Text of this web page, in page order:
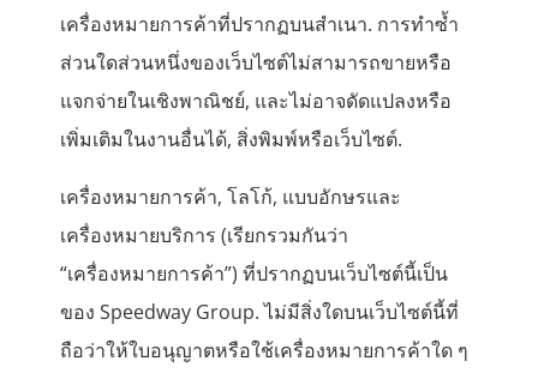
เครื่องหมายการค้าที่ปรากฏบนสำเนา. การทำซ้ำ
ส่วนใดส่วนหนึ่งของเว็บไซต์ไม่สามารถขายหรือ
แจกจ่ายในเชิงพาณิชย์, และไม่อาจดัดแปลงหรือ
เพิ่มเติมในงานอื่นได้, สิ่งพิมพ์หรือเว็บไซต์.
เครื่องหมายการค้า, โลโก้, แบบอักษรและ
เครื่องหมายบริการ (เรียกรวมกันว่า
“เครื่องหมายการค้า”) ที่ปรากฏบนเว็บไซต์นี้เป็น
ของ Speedway Group. ไม่มีสิ่งใดบนเว็บไซต์นี้ที่
ถือว่าให้ใบอนุญาตหรือใช้เครื่องหมายการค้าใด ๆ